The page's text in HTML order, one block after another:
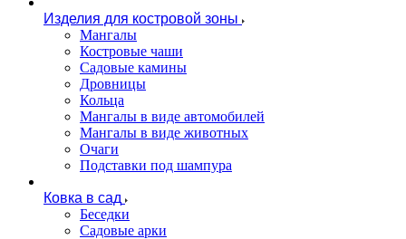
Изделия для костровой зоны
Мангалы
Костровые чаши
Садовые камины
Дровницы
Кольца
Мангалы в виде автомобилей
Мангалы в виде животных
Очаги
Подставки под шампура
Ковка в сад
Беседки
Садовые арки